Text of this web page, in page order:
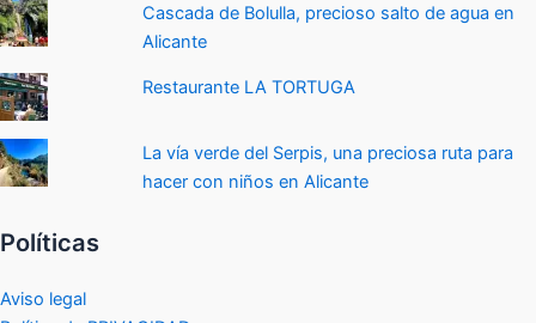
Cascada de Bolulla, precioso salto de agua en
Alicante
Restaurante LA TORTUGA
La vía verde del Serpis, una preciosa ruta para
hacer con niños en Alicante
Políticas
Aviso legal